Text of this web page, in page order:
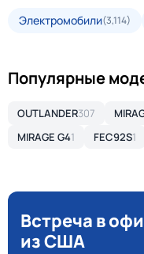
Электромобили(3,114)
Популярные
OUTLANDER307
MIRAGE G41 FEC92S1
Встреча в
из США